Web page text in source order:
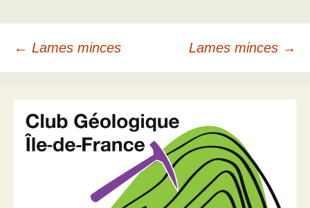
Navigation
des
articles
← Lames minces Lames minces →